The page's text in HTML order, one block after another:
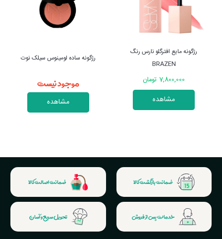
رژگونه مایع افترگلو نارس رنگ
BRAZEN
7,800,000 تومان
مشاهده
رژگونه ساده لومینوس سیلک نوت
موجود نیست
مشاهده
ضمانت بازگشت کالا ضمانت اصالت کالا
خدمات پس از فروش تحویل سریع و آسان